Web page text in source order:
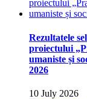
Rezultatele
proiectului
umaniste și
2026
10 July 2026